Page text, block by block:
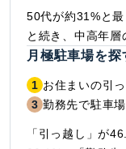
50代が約31%と
と続き、中高年層
月極駐車場を探
1 お住まいの引
3 勤務先で駐車
「引っ越し」が